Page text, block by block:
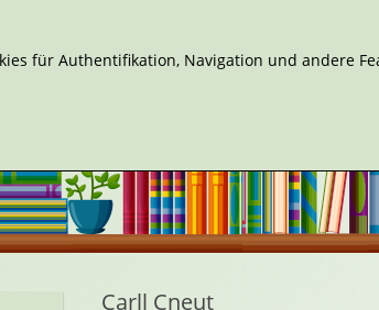
Carll Cneut
für Authentifikation, Navigation und andere